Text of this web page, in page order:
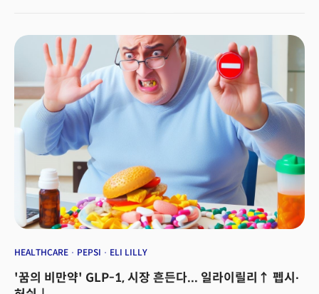
고금리로 추가 자금을 유치하기에 훨씬 어려워진 현재 기술 산업은 ‘인공지능
(AI)’을 새로운 동력으로 주목, 너나 할 것 없이 뛰어들고 있다. 하지만 이들
기업의 실패는 지금 AI 비즈니스가 겪고 있는 문제 와도 무관하지 않다. AI가
열풍에 끝날지, 산업으로 안착할지 반추할 기회가 될 수 있다.
HEALTHCARE PEPSI ELI LILLY
'꿈의 비만약' GLP-1, 시장 흔든다... 일라이릴리↑ 펩시∙